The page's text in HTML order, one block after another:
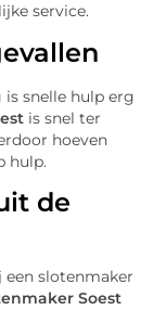
service.
snelle hulp erg
is snel ter
hoeven
hulp.
de
een slotenmaker
Soest